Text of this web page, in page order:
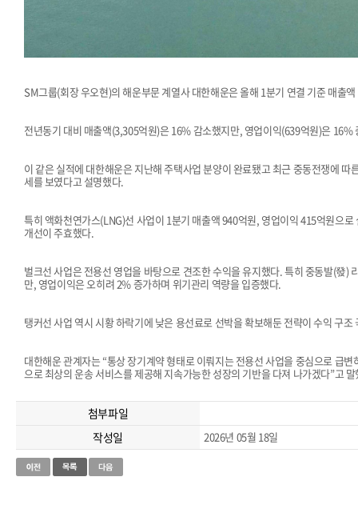
SM그룹(회장 우오현)의 해운부문 계열사 대한해운은 올해 1분기 연결 기준 매
전년동기 대비 매출액(3,305억원)은 16% 감소했지만, 영업이익(639억원)은
이 같은 실적에 대한해운은 지난해 주택사업 분양이 완료됐고 최근 중동전쟁에
세를 보였다고 설명했다.
특히 액화천연가스(LNG)선 사업이 1분기 매출액 940억원, 영업이익 415억원으
개선이 주효했다.
벌크선 사업은 전용선 영업을 바탕으로 견조한 수익을 유지했다. 특히 중동발(發
만, 영업이익은 오히려 2% 증가하며 위기관리 역량을 입증했다.
탱커선 사업 역시 시황 하락기에 낮은 용선료로 선박을 확보해둔 전략이 수익 구
대한해운 관계자는 “통상 장기계약 형태로 이뤄지는 전용선 사업을 중심으로 급
으로 최상의 운송 서비스를 제공해 지속가능한 성장의 기반을 다져 나가겠다”고
첨부파일
작성일
2026년 05월 18일